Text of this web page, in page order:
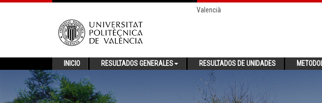
Valencià
INICIO RESULTADOS GENERALES RESULTADOS DE UNIDADES